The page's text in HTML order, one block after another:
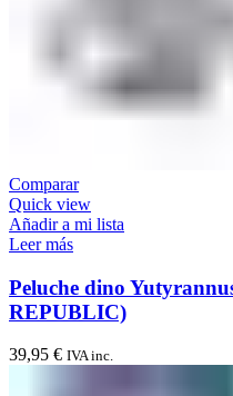
Comparar
Quick view
Añadir a mi lista
Leer más
Peluche dino
REPUBLIC)
39,95 € IVA inc.